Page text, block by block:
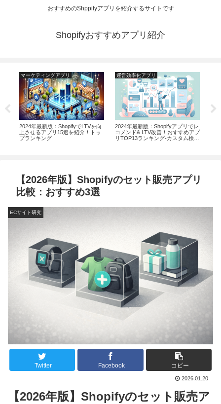
おすすめのShppifyアプリを紹介するサイトです
Shopifyおすすめアプリ紹介
マーケティングアプリ
2024年最新版：ShopifyでLTVを向
上させるアプリ15選を紹介！トッ
プランキング
運営効率化アプリ
2024年最新版：Shopifyアプリでレ
コメンド& LTV改善！おすすめアプ
リTOP13ランキング-カスタム検索
【2026年版】Shopifyのセット販売アプリ
比較：おすすめ3選
ECサイト研究
Twitter Facebook コピー
2026.01.20
【2026年版】Shopifyのセット販売ア